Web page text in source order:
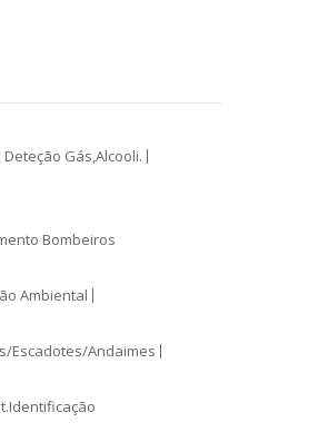
Deteção Gás,Alcooli.
Bombeiros
Ambiental
Escadotes/Andaimes